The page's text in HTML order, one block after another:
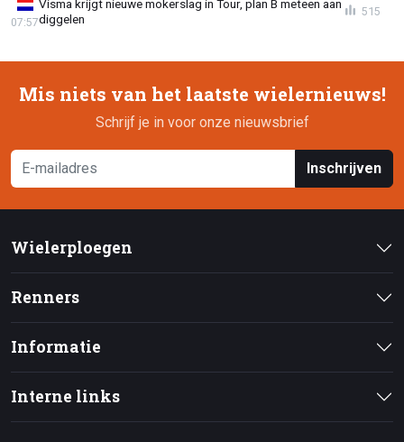
Visma krijgt nieuwe mokerslag in Tour, plan B meteen aan
diggelen
07:57
515
Mis niets van het laatste wielernieuws!
Schrijf je in voor onze nieuwsbrief
Inschrijven
Wielerploegen
Renners
Informatie
Interne links